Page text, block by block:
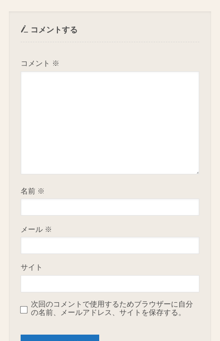
コメントする
コメント ※
名前 ※
メール ※
サイト
次回のコメントで使用するためブラウザーに自分
の名前、メールアドレス、サイトを保存する。